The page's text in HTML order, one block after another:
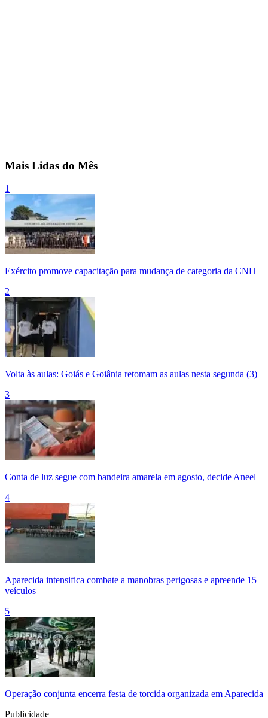
Mais Lidas do Mês
1
Exército promove capacitação para mudança de categoria da CNH
2
Volta às aulas: Goiás e Goiânia retomam as aulas nesta segunda (3)
3
Conta de luz segue com bandeira amarela em agosto, decide Aneel
4
Aparecida intensifica combate a manobras perigosas e apreende 15
veículos
5
Operação conjunta encerra festa de torcida organizada em Aparecida
Publicidade